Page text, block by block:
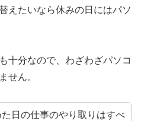
えたいなら休みの日にはパソ
十分なので、わざわざパソコ
せん。
日の仕事のやり取りはすべ